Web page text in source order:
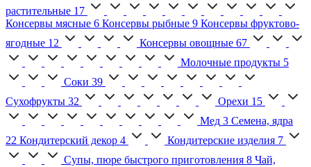
растительные 17
Консервы мясные 6 Консервы рыбные 9 Консервы фруктово-
ягодные 12 Консервы овощные 67
Молочные продукты 5
Соки 39
Сухофрукты 32 Орехи 15
Мед 3 Семена, ядра
22 Кондитерский декор 4 Кондитерские изделия 7
Супы, пюре быстрого приготовления 8 Чай,